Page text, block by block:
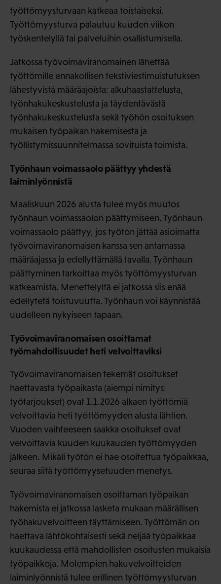
työttömyysturvaan katkeaa toistaiseksi.
Työttömyysturva palautuu kuuden viikon
työskentelyllä tai palveluihin osallistumisella.
Jatkossa työvoimaviranomainen lähettää
työttömille ennakollisen tekstiviestimuistutuksen
lähestyvistä määräajoista: alkuhaastattelusta,
työnhakukeskustelusta ja täydentävästä
työnhakukeskustelusta sekä työhön osoituksen
mukaisen työpaikan hakemisesta ja
työllistymissuunnitelmassa sovituista toimista.
Työnhaun voimassaolo päättyy yhdestä
laiminlyönnistä
Maaliskuun 2026 alusta tulee myös muutos
työnhaun voimassaolon päättymiseen. Työnhaun
voimassaolo päättyy, jos työtön jättää asioimatta
työvoimaviranomaisen kanssa sen antamassa
määräajassa ja edellyttämällä tavalla. Työnhaun
päättyminen tarkoittaa myös työttömyysturvan
katkeamista. Menettelyltä ei jatkossa siis enää
edellytetä toistuvuutta. Työnhaun voi käynnistää
uudelleen nykyiseen tapaan.
Työvoimaviranomaisen osoittamat
työmahdollisuudet heti velvoittaviksi
Työvoimaviranomaisen tekemät osoitukset
haettavasta työpaikasta (aiempi nimitys:
työtarjoukset) ovat 1.1.2026 alkaen työttömiä
velvoittavia heti työttömyyden alusta lähtien.
Vuoden vaihteeseen saakka osoitukset ovat
velvoittavia kuuden kuukauden työttömyyden
jälkeen. Mikäli työtön ei hae osoitettua työpaikkaa,
seuraa siitä työttömyysetuuden menetys.
Työvoimaviranomaisen osoittaman työpaikan
hakemista ei jatkossa lasketa mukaan määrällisen
työhakuvelvoitteen täyttämiseen. Työttömän on
haettava lähtökohtaisesti sekä neljää työpaikkaa
kuukaudessa että mahdollisten osoitusten mukaisia
työpaikkoja. Molempien hakuvelvoitteiden
laiminlyönnistä tulee erillinen työttömyysturvan